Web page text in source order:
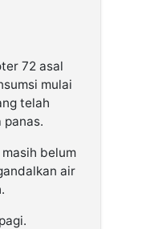
72 asal
mulai
telah
belum
air